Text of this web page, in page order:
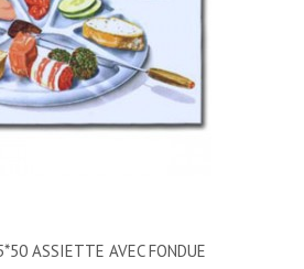
ASSIETTE AVEC FONDUE